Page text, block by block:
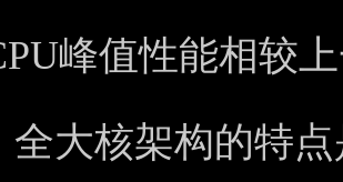
峰值性能相较
全大核架构的特